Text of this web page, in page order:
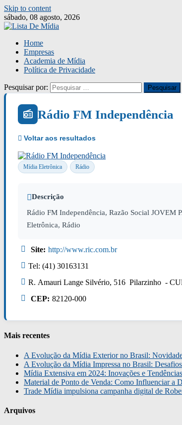
Skip to content
sábado, 08 agosto, 2026
Home
Empresas
Academia de Mídia
Política de Privacidade
Pesquisar por:
Rádio FM Independência
Mídia Eletrônica Rádio
Descrição
Rádio FM Independência, Razão Social
Eletrônica, Rádio
Site: http://www.ric.com.br
Tel: (41) 30163131
R. Amauri Lange Silvério, 516 Pilarzinho -
CEP: 82120-000
Mais recentes
A Evolução da Mídia Exterior no Brasil:
A Evolução da Mídia Impressa no Brasil:
Mídia Extensiva em 2024: Inovações e
Material de Ponto de Venda: Como Influenciar a
Trade Mídia impulsiona campanha digital de
Arquivos